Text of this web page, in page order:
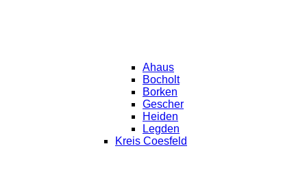
Ahaus
Bocholt
Borken
Gescher
Heiden
Legden
Kreis Coesfeld